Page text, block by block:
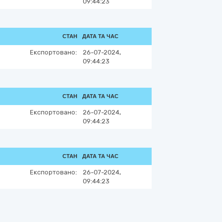
СТАН ДАТА ТА ЧАС
Експортовано:
26-07-2024,
09:44:23
СТАН ДАТА ТА ЧАС
Експортовано:
26-07-2024,
09:44:23
СТАН ДАТА ТА ЧАС
Експортовано:
26-07-2024,
09:44:23